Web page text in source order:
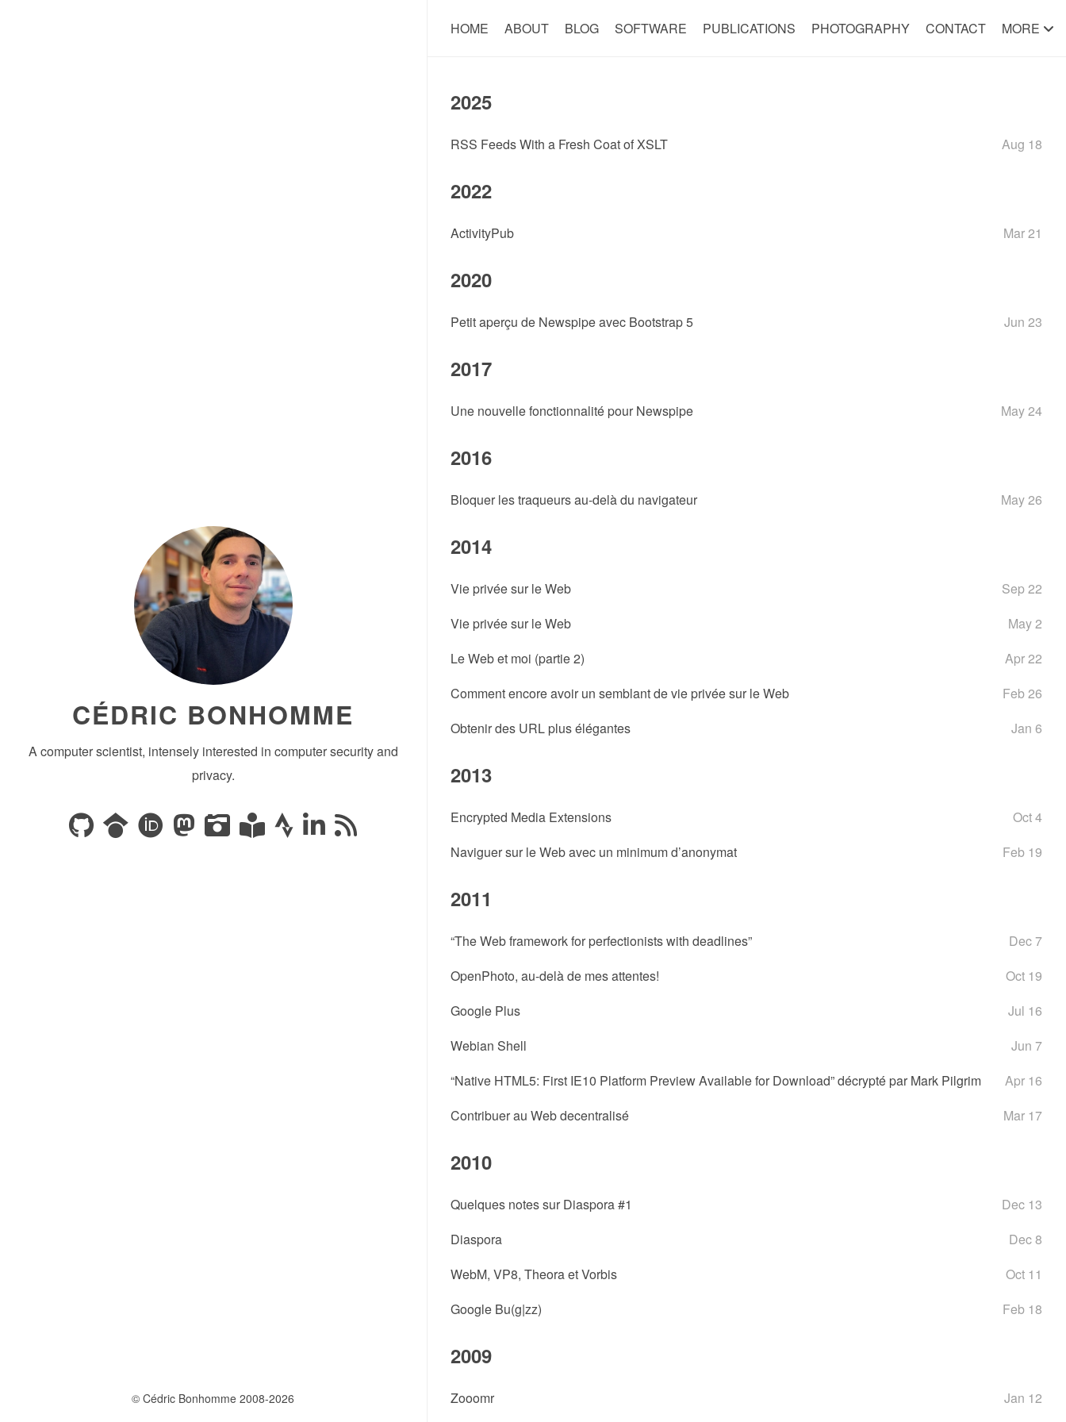
CÉDRIC BONHOMME
A computer scientist, intensely interested in computer security and
privacy.
© Cédric Bonhomme 2008-2026
HOME ABOUT BLOG SOFTWARE PUBLICATIONS PHOTOGRAPHY CONTACT MORE
2025
RSS Feeds With a Fresh Coat of XSLT Aug 18
2022
ActivityPub Mar 21
2020
Petit aperçu de Newspipe avec Bootstrap 5 Jun 23
2017
Une nouvelle fonctionnalité pour Newspipe May 24
2016
Bloquer les traqueurs au-delà du navigateur May 26
2014
Vie privée sur le Web
Sep 22
Vie privée sur le Web
May 2
Le Web et moi (partie 2)
Apr 22
Comment encore avoir un semblant de vie privée sur le Web
Feb 26
Obtenir des URL plus élégantes
Jan 6
2013
Encrypted Media Extensions
Oct 4
Naviguer sur le Web avec un minimum d’anonymat
Feb 19
2011
“The Web framework for perfectionists with deadlines”
Dec 7
OpenPhoto, au-delà de mes attentes!
Oct 19
Google Plus
Jul 16
Webian Shell
Jun 7
“Native HTML5: First IE10 Platform Preview Available for Download” décrypté par Mark Pilgrim
Apr 16
Contribuer au Web decentralisé
Mar 17
2010
Quelques notes sur Diaspora #1
Dec 13
Diaspora
Dec 8
WebM, VP8, Theora et Vorbis
Oct 11
Google Bu(g|zz)
Feb 18
2009
Zooomr Jan 12